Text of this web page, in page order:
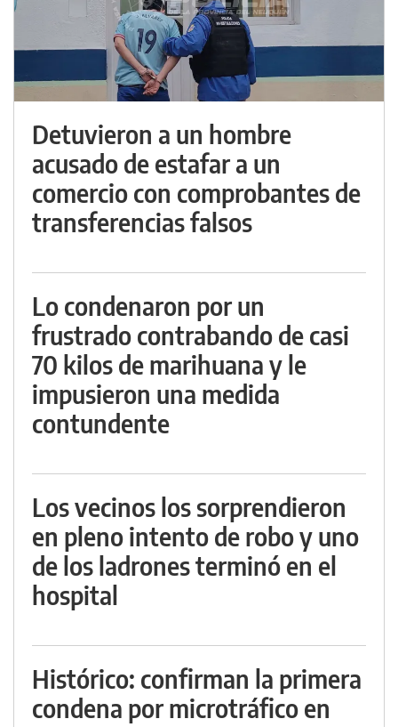
Detuvieron a un hombre
acusado de estafar a un
comercio con comprobantes de
transferencias falsos
Lo condenaron por un
frustrado contrabando de casi
70 kilos de marihuana y le
impusieron una medida
contundente
Los vecinos los sorprendieron
en pleno intento de robo y uno
de los ladrones terminó en el
hospital
Histórico: confirman la primera
condena por microtráfico en